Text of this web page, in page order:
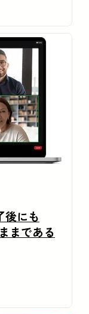
後にも
まである